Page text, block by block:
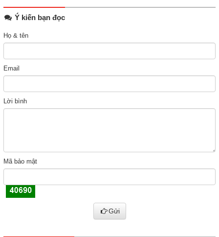
Ý kiến bạn đọc
Họ & tên
Email
Lời bình
Mã bảo mật
Gửi